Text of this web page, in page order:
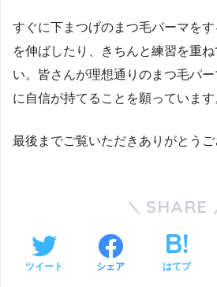
すぐに下まつげのまつ毛パーマを
を伸ばしたり、きちんと練習を重
い。皆さんが理想通りのまつ毛パ
に自信が持てることを願っています
最後までご覧いただきありがとうご
SHARE
ツイート シェア はてブ